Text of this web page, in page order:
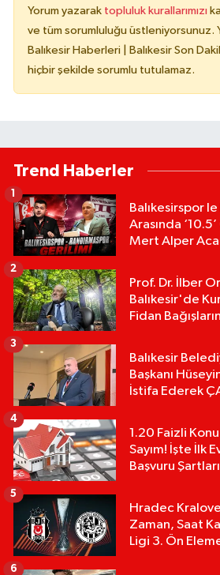
Yorum yazarak topluluk kurallarımızı
ve tüm sorumluluğu üstleniyorsunuz.
Balıkesir Haberleri | Balıkesir Son
hiçbir şekilde sorumlu tutulamaz.
Trend Haberler
Balıkesirspor
Arasında
Mert Alper
1
Prof. Dr. İlber
Balıkesir'de
Fidan
2
Balıkesir
Başkanı Hüseyin
İstifa Ederek
3
1.20 Faizli
Sayım! İşte İlk
Başvuru
4
Hradec
Zaman, Saat
Ligi 3. Ön
5
6